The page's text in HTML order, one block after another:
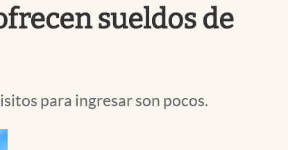
sueldos de
para ingresar son pocos.